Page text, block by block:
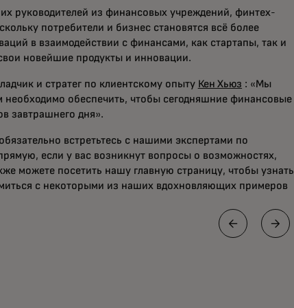
руководителей из финансовых учреждений, финтех-
потребители и бизнес становятся всё более
в взаимодействии с финансами, как стартапы, так и
новейшие продукты и инновации.
и стратег по клиентскому опыту Кен Хьюз : «Мы
обеспечить, чтобы сегодняшние финансовые
завтрашнего дня».
встретьтесь с нашими экспертами по
если у вас возникнут вопросы о возможностях,
можете посетить нашу главную страницу, чтобы узнать
с некоторыми из наших вдохновляющих примеров